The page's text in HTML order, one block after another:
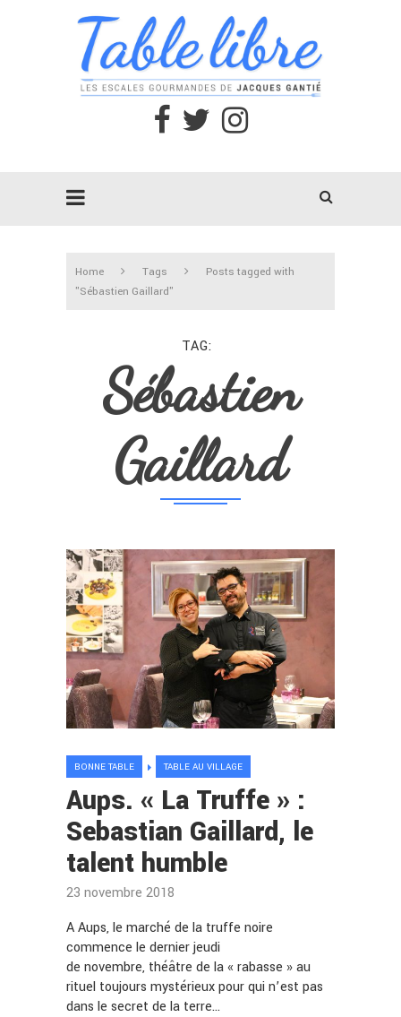
Home Tags
Posts tagged with
"Sébastien Gaillard"
TAG
Sébastien
Gaillard
BONNE TABLE TABLE AU VILLAGE
Aups. « La Truffe » :
Sebastian Gaillard, le
talent humble
23 novembre 2018
A Aups, le marché de la truffe noire
commence le dernier jeudi
de novembre, théâtre de la « rabasse » au
rituel toujours mystérieux pour qui n’est pas
dans le secret de la terre…